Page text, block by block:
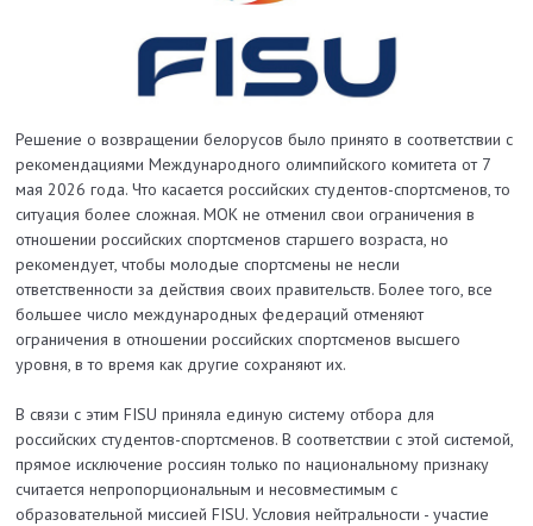
Решение о возвращении белорусов было принято в соответствии с
рекомендациями Международного олимпийского комитета от 7
мая 2026 года. Что касается российских студентов-спортсменов, то
ситуация более сложная. МОК не отменил свои ограничения в
отношении российских спортсменов старшего возраста, но
рекомендует, чтобы молодые спортсмены не несли
ответственности за действия своих правительств. Более того, все
большее число международных федераций отменяют
ограничения в отношении российских спортсменов высшего
уровня, в то время как другие сохраняют их.
В связи с этим FISU приняла единую систему отбора для
российских студентов-спортсменов. В соответствии с этой системой,
прямое исключение россиян только по национальному признаку
считается непропорциональным и несовместимым с
образовательной миссией FISU. Условия нейтральности - участие